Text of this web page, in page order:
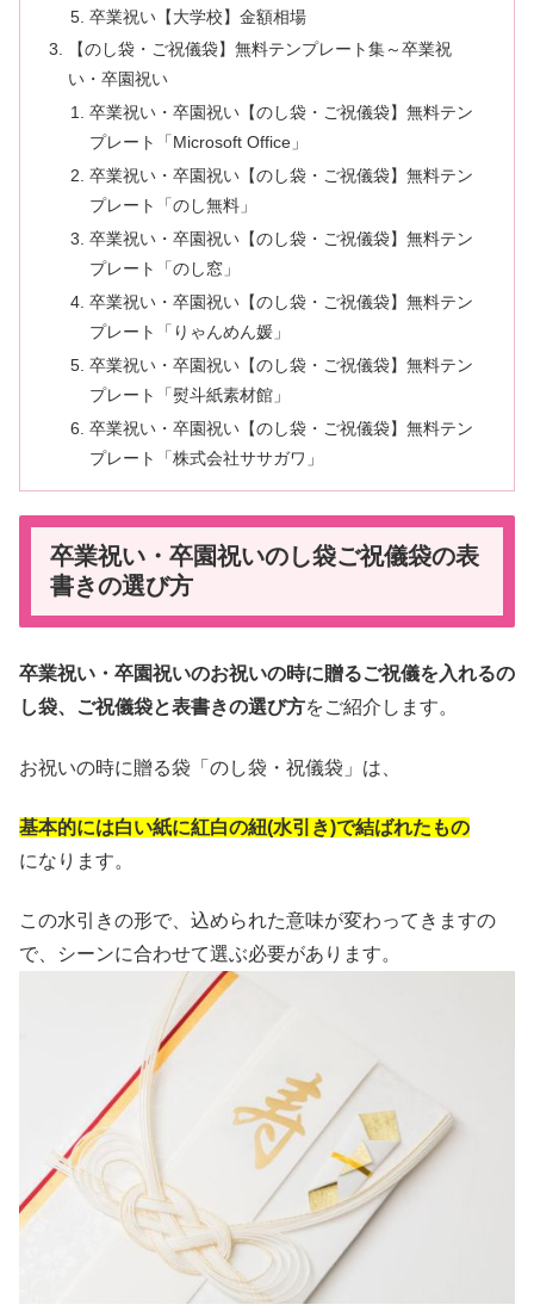
卒業祝い【大学校】金額相場
【のし袋・ご祝儀袋】無料テンプレート集～卒業祝
い・卒園祝い
卒業祝い・卒園祝い【のし袋・ご祝儀袋】無料テン
プレート「Microsoft Office」
卒業祝い・卒園祝い【のし袋・ご祝儀袋】無料テン
プレート「のし無料」
卒業祝い・卒園祝い【のし袋・ご祝儀袋】無料テン
プレート「のし窓」
卒業祝い・卒園祝い【のし袋・ご祝儀袋】無料テン
プレート「りゃんめん媛」
卒業祝い・卒園祝い【のし袋・ご祝儀袋】無料テン
プレート「熨斗紙素材館」
卒業祝い・卒園祝い【のし袋・ご祝儀袋】無料テン
プレート「株式会社ササガワ」
卒業祝い・卒園祝いのし袋ご祝儀袋の表
書きの選び方
卒業祝い・卒園祝いのお祝いの時に贈るご祝儀を入れるの
し袋、ご祝儀袋と表書きの選び方をご紹介します。
お祝いの時に贈る袋「のし袋・祝儀袋」は、
基本的には白い紙に紅白の紐(水引き)で結ばれたもの
になります。
この水引きの形で、込められた意味が変わってきますの
で、シーンに合わせて選ぶ必要があります。